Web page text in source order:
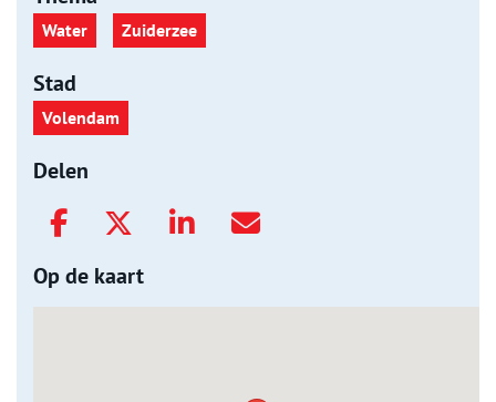
Water Zuiderzee
Stad
Volendam
Delen
Op de kaart